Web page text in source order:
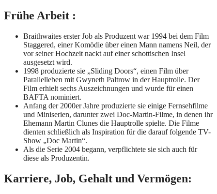
Frühe Arbeit :
Braithwaites erster Job als Produzent war 1994 bei dem Film
Staggered, einer Komödie über einen Mann namens Neil, der
vor seiner Hochzeit nackt auf einer schottischen Insel
ausgesetzt wird.
1998 produzierte sie „Sliding Doors“, einen Film über
Parallelleben mit Gwyneth Paltrow in der Hauptrolle. Der
Film erhielt sechs Auszeichnungen und wurde für einen
BAFTA nominiert.
Anfang der 2000er Jahre produzierte sie einige Fernsehfilme
und Miniserien, darunter zwei Doc-Martin-Filme, in denen ihr
Ehemann Martin Clunes die Hauptrolle spielte. Die Filme
dienten schließlich als Inspiration für die darauf folgende TV-
Show „Doc Martin“.
Als die Serie 2004 begann, verpflichtete sie sich auch für
diese als Produzentin.
Karriere, Job, Gehalt und Vermögen: